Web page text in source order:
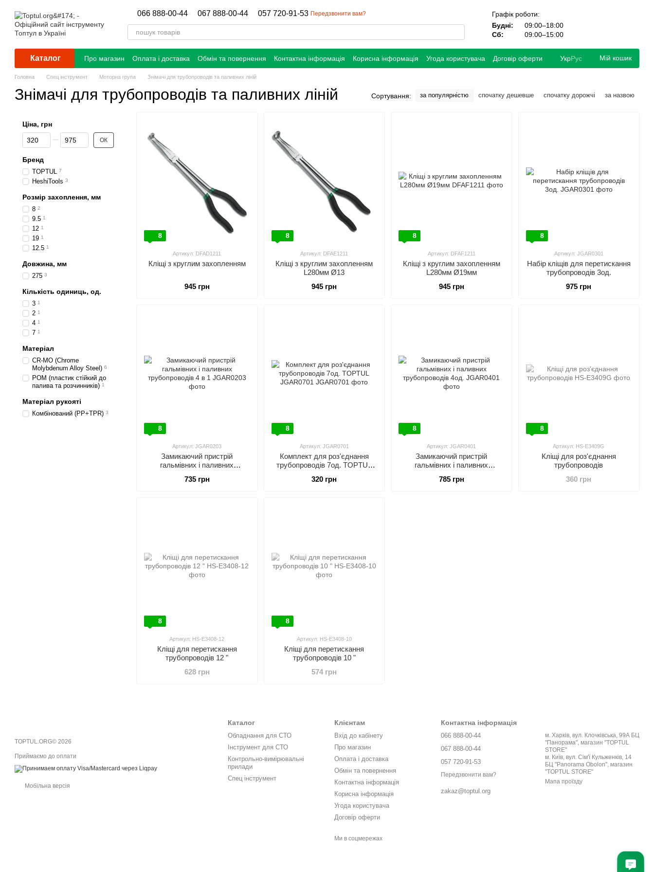
066 888-00-44 067 888-00-44 057 720-91-53 Передзвонити вам?
Графік роботи:
Будні:
09:00–18:00
Сб:
09:00–15:00
Каталог Про магазин Оплата і доставка Обмін та повернення Контактна інформація Корисна інформація Угода користувача Договір оферти УкрРус Мій кошик
Головна Спец інструмент Моторна група Знімачі для трубопроводів та паливних ліній
Знімачі для трубопроводів та паливних ліній Сортування: за популярністю спочатку дешевше спочатку дорожчі за назвою
8
Артикул: DFAD1211
Кліщі з круглим захопленням
945 грн
8
Артикул: DFAE1211
Кліщі з круглим захопленням
L280мм Ø13
945 грн
8
Артикул: DFAF1211
Кліщі з круглим захопленням
L280мм Ø19мм
945 грн
8
Артикул: JGAR0301
Набір кліщів для перетискання
трубопроводів 3од.
975 грн
8
Артикул: JGAR0203
Замикаючий пристрій
гальмівних і паливних
735 грн
8
Артикул: JGAR0701
Комплект для роз'єднання
трубопроводів 7од. TOPTUL
320 грн
8
Артикул: JGAR0401
Замикаючий пристрій
гальмівних і паливних
785 грн
8
Артикул: HS-E3409G
Кліщі для роз'єднання
трубопроводів
360 грн
8
Артикул: HS-E3408-12
Кліщі для перетискання
трубопроводів 12 "
628 грн
8
Артикул: HS-E3408-10
Кліщі для перетискання
трубопроводів 10 "
574 грн
Ціна, грн
Від Ціна, грн
До Ціна, грн ОК
Бренд
TOPTUL 7
HeshiTools 3
Розмір захоплення, мм
8 2
9.5 1
12 1
19 1
12.5 1
Довжина, мм
275 3
Кількість одиниць, од.
3 1
2 1
4 1
7 1
Матеріал
CR-MO (Chrome
Molybdenum Alloy Steel) 6
POM (пластик стійкий до
палива та розчинників) 1
Матеріал рукояті
Комбінований (PP+TPR) 3
TOPTUL.ORG© 2026
Приймаємо до оплати
Мобільна версія
Каталог
Обладнання для СТО
Інструмент для СТО
Контрольно-вимірювальні
прилади
Спец інструмент
Клієнтам
Вхід до кабінету
Про магазин
Оплата і доставка
Обмін та повернення
Контактна інформація
Корисна інформація
Угода користувача
Договір оферти
Ми в соцмережах
Контактна інформація
066 888-00-44
067 888-00-44
057 720-91-53
Передзвонити вам?
zakaz@toptul.org
м. Харків, вул. Клочківська, 99А БЦ
"Панорама", магазин "TOPTUL
STORE"
м. Київ, вул. Сім'ї Кульженків, 14
БЦ "Panorama Obolon", магазин
"TOPTUL STORE"
Мапа проїзду